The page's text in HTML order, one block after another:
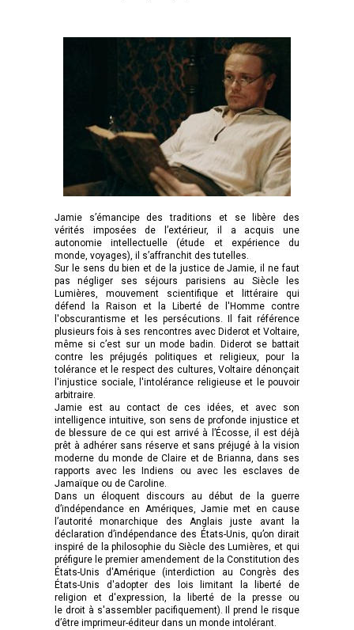
Jamie s’émancipe des traditions et se libère des
vérités imposées de l’extérieur, il a acquis une
autonomie intellectuelle (étude et expérience du
monde, voyages), il s’affranchit des tutelles.
Sur le sens du bien et de la justice de Jamie, il ne faut
pas négliger ses séjours parisiens au Siècle les
Lumières, mouvement scientifique et littéraire qui
défend la Raison et la Liberté de l'Homme contre
l'obscurantisme et les persécutions. Il fait référence
plusieurs fois à ses rencontres avec Diderot et Voltaire,
même si c’est sur un mode badin. Diderot se battait
contre les préjugés politiques et religieux, pour la
tolérance et le respect des cultures, Voltaire dénonçait
l'injustice sociale, l'intolérance religieuse et le pouvoir
arbitraire.
Jamie est au contact de ces idées, et avec son
intelligence intuitive, son sens de profonde injustice et
de blessure de ce qui est arrivé à l’Écosse, il est déjà
prêt à adhérer sans réserve et sans préjugé à la vision
moderne du monde de Claire et de Brianna, dans ses
rapports avec les Indiens ou avec les esclaves de
Jamaïque ou de Caroline.
Dans un éloquent discours au début de la guerre
d’indépendance en Amériques, Jamie met en cause
l’autorité monarchique des Anglais juste avant la
déclaration d’indépendance des États-Unis, qu’on dirait
inspiré de la philosophie du Siècle des Lumières, et qui
préfigure le premier amendement de la Constitution des
États-Unis d'Amérique (interdiction au Congrès des
États-Unis d'adopter des lois limitant la liberté de
religion et d'expression, la liberté de la presse ou
le droit à s'assembler pacifiquement). Il prend le risque
d’être imprimeur-éditeur dans un monde intolérant.